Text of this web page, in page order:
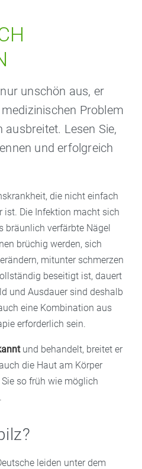
unschön aus, er
Problem
Lesen Sie,
und erfolgreich
die nicht einfach
ist. Die Infektion macht sich
bräunlich verfärbte Nägel
brüchig werden, sich
mitunter schmerzen
beseitigt ist, dauert
und Ausdauer sind deshalb
eine Kombination aus
erforderlich sein.
und behandelt, breitet er
die Haut am Körper
so früh wie möglich
leiden unter dem